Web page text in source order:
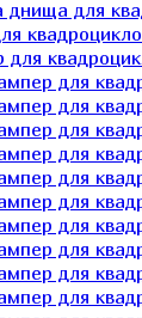
днища для
для
для
для
для
для
для
для
для
для
для
для